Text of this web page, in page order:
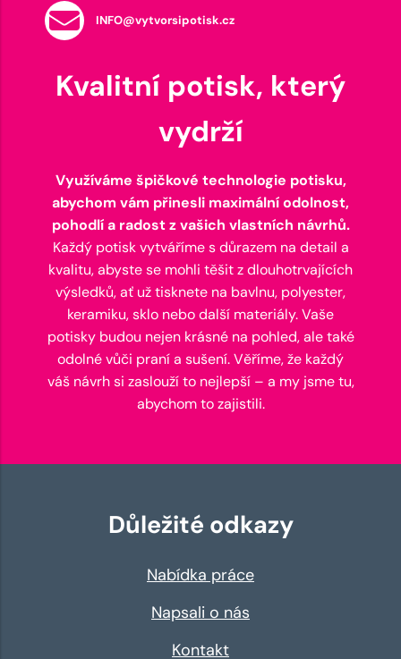
INFO@vytvorsipotisk.cz
Kvalitní potisk, který
vydrží
Využíváme špičkové technologie potisku,
abychom vám přinesli maximální odolnost,
pohodlí a radost z vašich vlastních návrhů.
Každý potisk vytváříme s důrazem na detail a
kvalitu, abyste se mohli těšit z dlouhotrvajících
výsledků, ať už tisknete na bavlnu, polyester,
keramiku, sklo nebo další materiály. Vaše
potisky budou nejen krásné na pohled, ale také
odolné vůči praní a sušení. Věříme, že každý
váš návrh si zaslouží to nejlepší – a my jsme tu,
abychom to zajistili.
Důležité odkazy
Nabídka práce
Napsali o nás
Kontakt